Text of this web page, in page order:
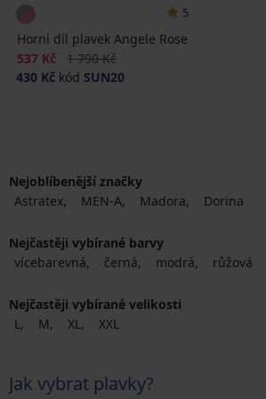
5
Horní díl plavek Angele Rose
Sleva
537 Kč Původní cena
1 790 Kč
430 Kč kód SUN20
Nejoblíbenější značky
Astratex
MEN-A Madora Dorina
Nejčastěji vybírané barvy
vícebarevná
černá modrá růžová
Nejčastěji vybírané velikosti
L
M XL XXL
Jak vybrat plavky?